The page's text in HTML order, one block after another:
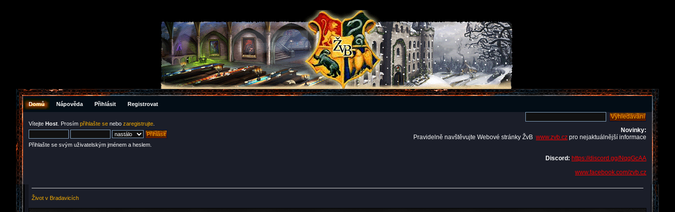
Domů Nápověda Přihlásit Registrovat
Vítejte Host . Prosím přihlašte se nebo zaregistrujte
Přihlašte se svým uživatelským jménem a heslem.
Novinky:
Pravidelně navštěvujte Webové stránky ŽvB www.zvb.cz pro nejaktuálnější informace
Discord: https://discord.gg/NqqGcAA
www.facebook.com/zvb.cz
Život v Bradavicích